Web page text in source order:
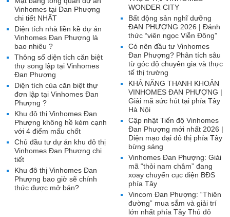
WONDER CITY
Bất động sản nghĩ dưỡng
ĐAN PHƯỢNG 2026 | Đánh
thức “viên ngọc Viễn Đông”
Có nên đầu tư Vinhomes
Đan Phượng? Phân tích sâu
từ góc độ chuyên gia và thực
tế thị trường
KHẢ NĂNG THANH KHOẢN
VINHOMES ĐAN PHƯỢNG |
Giải mã sức hút tại phía Tây
Hà Nội
Cập nhật Tiến độ Vinhomes
Đan Phượng mới nhất 2026 |
Diện mạo đại đô thị phía Tây
bừng sáng
Vinhomes Đan Phượng: Giải
mã “thỏi nam châm” đang
xoay chuyển cục diện BĐS
phía Tây
Vincom Đan Phượng: “Thiên
đường” mua sắm và giải trí
lớn nhất phía Tây Thủ đô
Vinhomes tại Đan Phượng
chi tiết NHẤT
Diện tích nhà liền kề dự án
Vinhomes Đan Phượng là
bao nhiêu ?
Thông số diện tích căn biệt
thự song lập tại Vinhomes
Đan Phượng
Diện tích của căn biệt thự
đơn lập tại Vinhomes Đan
Phượng ?
Khu đô thị Vinhomes Đan
Phượng không hề kém cạnh
với 4 điểm mấu chốt
Chủ đầu tư dự án khu đô thị
Vinhomes Đan Phượng chi
tiết
Khu đô thị Vinhomes Đan
Phượng bao giờ sẽ chính
thức được mở bán?